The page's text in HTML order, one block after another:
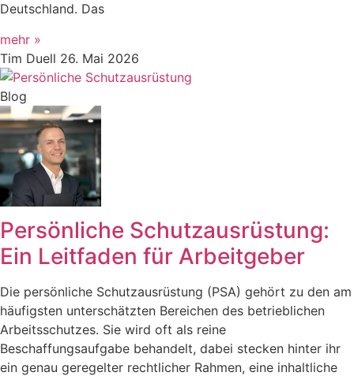
Deutschland. Das
mehr »
Tim Duell 26. Mai 2026
Blog
Persönliche Schutzausrüstung:
Ein Leitfaden für Arbeitgeber
Die persönliche Schutzausrüstung (PSA) gehört zu den am
häufigsten unterschätzten Bereichen des betrieblichen
Arbeitsschutzes. Sie wird oft als reine
Beschaffungsaufgabe behandelt, dabei stecken hinter ihr
ein genau geregelter rechtlicher Rahmen, eine inhaltliche